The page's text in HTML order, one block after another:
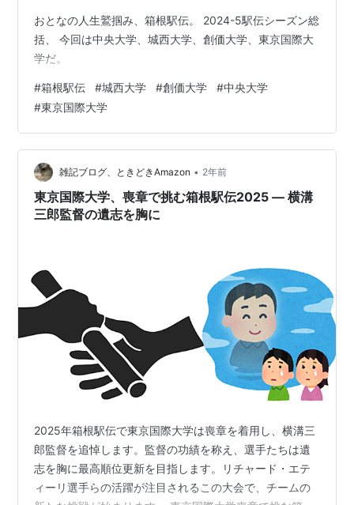
報システム学科から情報ビジネス学科へ名称変更、
TIUA20周年 早稲田サテライトを早稲田キャンパスに名
倉田信靖が総長に就任
変更、第1回ホーム・カミング・デイ実施、埼玉県との
包括協定締結
2011年、人間社会学部に人間スポーツ学科を設置
学部・学科
商学科
経営学科（2013年4月開設予定）
経済学部
国際経済学科
言語コミュニケーション学部
英語コミュニケーション学科
国際関係学部
おとなの人生鷲掴み、箱根駅伝。 2024-5駅伝シーズン総
括、 今回は中央大学、城西大学、創価大学、東京国際大
学だ。
#箱根駅伝 #城西大学 #創価大学 #中央大学
#東京国際大学
雑記ブログ、ときどきAmazon • 2年前
東京国際大学、喪章で挑む箱根駅伝2025 ― 横溝
三郎監督の遺志を胸に
2025年箱根駅伝で東京国際大学は喪章を着用し、横溝三
郎監督を追悼します。監督の功績を称え、選手たちは遺
志を胸に最高順位更新を目指します。リチャード・エテ
ィーリ選手らの活躍が注目されるこの大会で、チームの